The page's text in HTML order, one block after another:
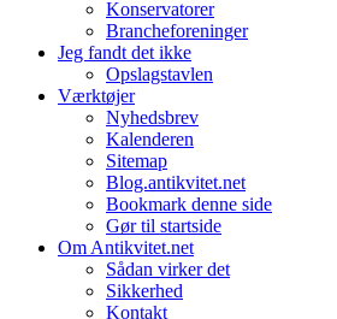
Konservatorer
Brancheforeninger
Jeg fandt det ikke
Opslagstavlen
Værktøjer
Nyhedsbrev
Kalenderen
Sitemap
Blog.antikvitet.net
Bookmark denne side
Gør til startside
Om Antikvitet.net
Sådan virker det
Sikkerhed
Kontakt